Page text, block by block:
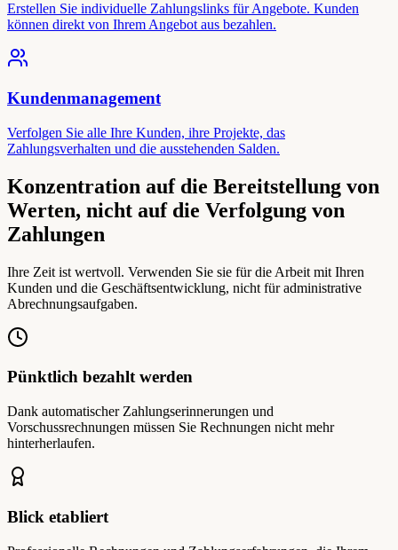
Erstellen Sie individuelle Zahlungslinks für Angebote. Kunden
können direkt von Ihrem Angebot aus bezahlen.
Kundenmanagement
Verfolgen Sie alle Ihre Kunden, ihre Projekte, das
Zahlungsverhalten und die ausstehenden Salden.
Konzentration auf die Bereitstellung von
Werten, nicht auf die Verfolgung von
Zahlungen
Ihre Zeit ist wertvoll. Verwenden Sie sie für die Arbeit mit Ihren
Kunden und die Geschäftsentwicklung, nicht für administrative
Abrechnungsaufgaben.
Pünktlich bezahlt werden
Dank automatischer Zahlungserinnerungen und
Vorschussrechnungen müssen Sie Rechnungen nicht mehr
hinterherlaufen.
Blick etabliert